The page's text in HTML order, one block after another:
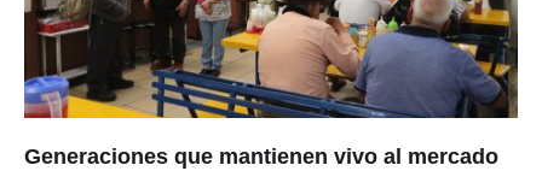
Generaciones que mantienen vivo al mercado